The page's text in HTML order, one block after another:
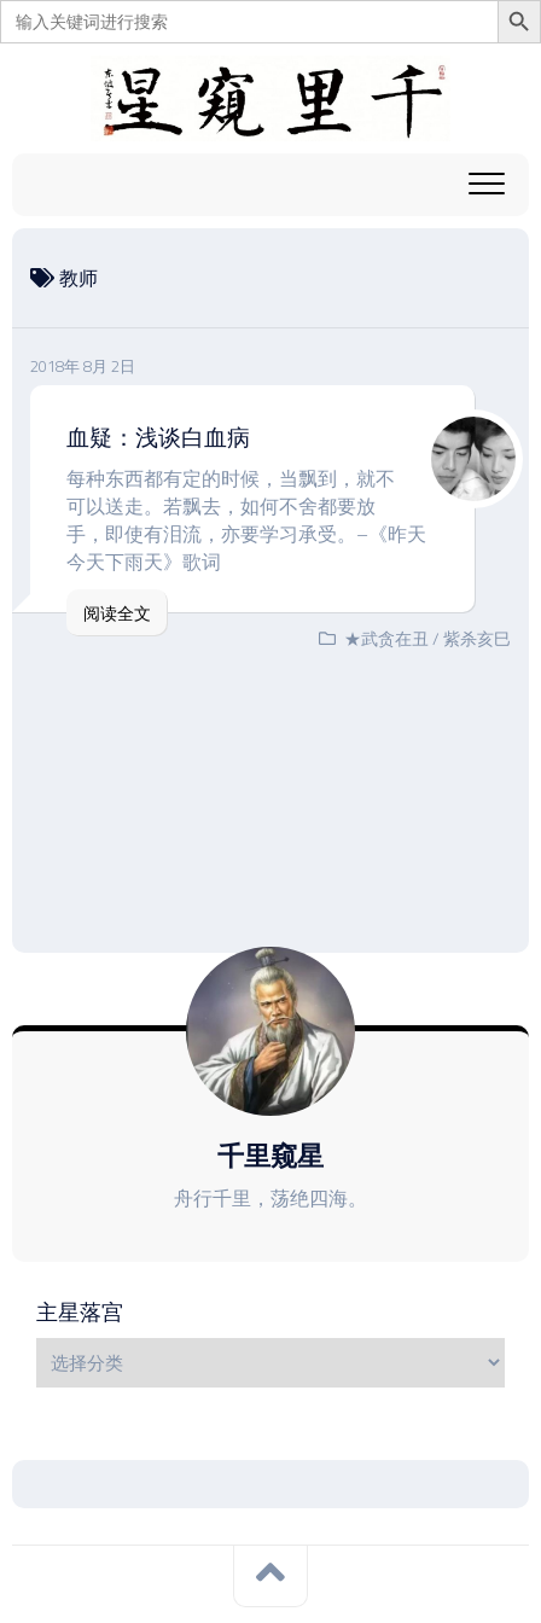
搜
索：
教师
2018年 8月 2日
血疑：浅谈白血病
每种东西都有定的时候，当飘到，就不
可以送走。若飘去，如何不舍都要放
手，即使有泪流，亦要学习承受。–《昨天
今天下雨天》歌词
阅读全文
★武贪在丑/紫杀亥巳
千里窥星
舟行千里，荡绝四海。
主星落宫